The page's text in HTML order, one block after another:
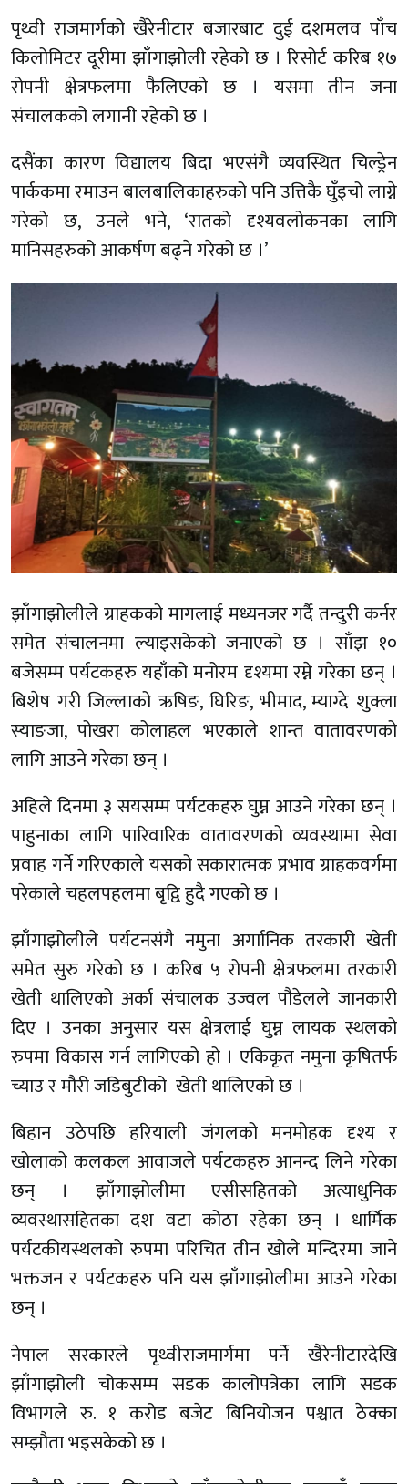
पृथ्वी राजमार्गको खैरेनीटार बजारबाट दुई दशमलव पाँच
किलोमिटर दूरीमा झाँगाझोली रहेको छ । रिसोर्ट करिब १७
रोपनी क्षेत्रफलमा फैलिएको छ । यसमा तीन जना
संचालकको लगानी रहेको छ ।
दसैंका कारण विद्यालय बिदा भएसंगै व्यवस्थित चिल्ड्रेन
पार्ककमा रमाउन बालबालिकाहरुको पनि उत्तिकै घुँइचो लाग्ने
गरेको छ, उनले भने, ‘रातको दृश्यवलोकनका लागि
मानिसहरुको आकर्षण बढ्ने गरेको छ ।’
झाँगाझोलीले ग्राहकको मागलाई मध्यनजर गर्दै तन्दुरी कर्नर
समेत संचालनमा ल्याइसकेको जनाएको छ । साँझ १०
बजेसम्म पर्यटकहरु यहाँको मनोरम दृश्यमा रम्ने गरेका छन् ।
बिशेष गरी जिल्लाको ऋषिङ, घिरिङ, भीमाद, म्याग्दे शुक्ला
स्याङजा, पोखरा कोलाहल भएकाले शान्त वातावरणको
लागि आउने गरेका छन् ।
अहिले दिनमा ३ सयसम्म पर्यटकहरु घुम्न आउने गरेका छन् ।
पाहुनाका लागि पारिवारिक वातावरणको व्यवस्थामा सेवा
प्रवाह गर्ने गरिएकाले यसको सकारात्मक प्रभाव ग्राहकवर्गमा
परेकाले चहलपहलमा बृद्वि हुदै गएको छ ।
झाँगाझोलीले पर्यटनसंगै नमुना अर्गाानिक तरकारी खेती
समेत सुरु गरेको छ । करिब ५ रोपनी क्षेत्रफलमा तरकारी
खेती थालिएको अर्का संचालक उज्वल पौडेलले जानकारी
दिए । उनका अनुसार यस क्षेत्रलाई घुम्न लायक स्थलको
रुपमा विकास गर्न लागिएको हो । एकिकृत नमुना कृषितर्फ
च्याउ र मौरी जडिबुटीको खेती थालिएको छ ।
बिहान उठेपछि हरियाली जंगलको मनमोहक दृश्य र
खोलाको कलकल आवाजले पर्यटकहरु आनन्द लिने गरेका
छन् । झाँगाझोलीमा एसीसहितको अत्याधुनिक
व्यवस्थासहितका दश वटा कोठा रहेका छन् । धार्मिक
पर्यटकीयस्थलको रुपमा परिचित तीन खोले मन्दिरमा जाने
भक्तजन र पर्यटकहरु पनि यस झाँगाझोलीमा आउने गरेका
छन् ।
नेपाल सरकारले पृथ्वीराजमार्गमा पर्ने खैरेनीटारदेखि
झाँगाझोली चोकसम्म सडक कालोपत्रेका लागि सडक
विभागले रु. १ करोड बजेट बिनियोजन पश्चात ठेक्का
सम्झौता भइसकेको छ ।